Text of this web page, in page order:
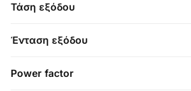
Τάση εξόδου
Ένταση εξόδου
Power factor